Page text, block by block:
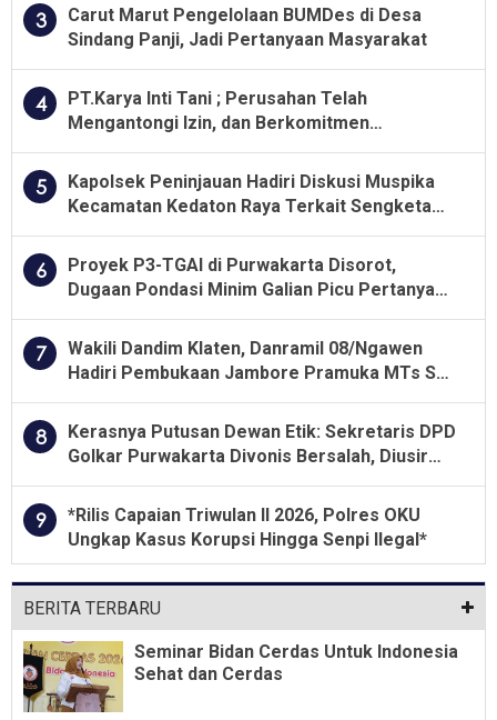
3
Carut Marut Pengelolaan BUMDes di Desa
Sindang Panji, Jadi Pertanyaan Masyarakat
4
PT.Karya Inti Tani ; Perusahan Telah
Mengantongi Izin, dan Berkomitmen
5
Kapolsek Peninjauan Hadiri Diskusi Muspika
Kecamatan Kedaton Raya Terkait Sengketa
6
Proyek P3-TGAI di Purwakarta Disorot,
Dugaan Pondasi Minim Galian Picu Pertanyaan
7
Wakili Dandim Klaten, Danramil 08/Ngawen
Hadiri Pembukaan Jambore Pramuka MTs Se-
8
Kerasnya Putusan Dewan Etik: Sekretaris DPD
Golkar Purwakarta Divonis Bersalah, Diusir
9
*Rilis Capaian Triwulan II 2026, Polres OKU
Ungkap Kasus Korupsi Hingga Senpi Ilegal*
BERITA TERBARU
Seminar Bidan Cerdas Untuk Indonesia
Sehat dan Cerdas